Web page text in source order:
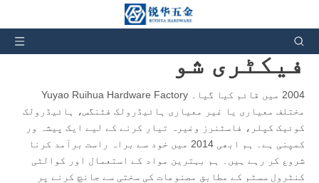
آپ یہاں ہیں:
فیکٹری شو
2004 میں قائم کیا گیا۔ Yuyao Ruihua Hardware Factory
مختلف معیاری یا غیر معیاری ہائیڈرولک فٹنگس، ہائیڈرولک
کوئیک کپلر، فاسٹنرز وغیرہ تیار کرنے کے لیے ایک پیشہ ور
کمپنی ہے۔ ہم ابھی 2014 میں خود سے براہ راست برآمد کرنا
شروع کر رہے ہیں۔ ہم بہترین مواد کے استعمال اور کوالٹی
کنٹرول سسٹم کے مطابق مصنوعات کی سختی سے جانچ کرنے پر